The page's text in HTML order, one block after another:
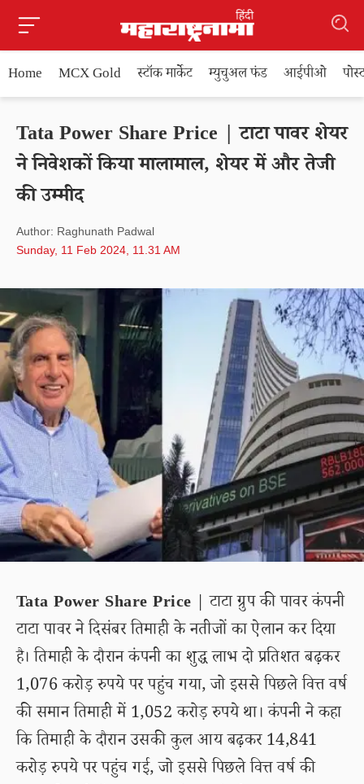
Home MCX Gold स्टॉक मार्केट म्युचुअल फंड आईपीओ
Tata Power Share Price | टाटा पावर शेयर
ने निवेशकों किया मालामाल, शेयर में और तेजी
की उम्मीद
Author: Raghunath Padwal
Sunday, 11 Feb 2024, 11.31 AM
Tata Power Share Price | टाटा ग्रुप की पावर कंपनी
टाटा पावर ने दिसंबर तिमाही के नतीजों का ऐलान कर दिया
है। तिमाही के दौरान कंपनी का शुद्ध लाभ दो प्रतिशत बढ़कर
1,076 करोड़ रुपये पर पहुंच गया, जो इससे पिछले वित्त वर्ष
की समान तिमाही में 1,052 करोड़ रुपये था। कंपनी ने कहा
कि तिमाही के दौरान उसकी कुल आय बढ़कर 14,841
करोड़ रुपये पर पहुंच गई, जो इससे पिछले वित्त वर्ष की